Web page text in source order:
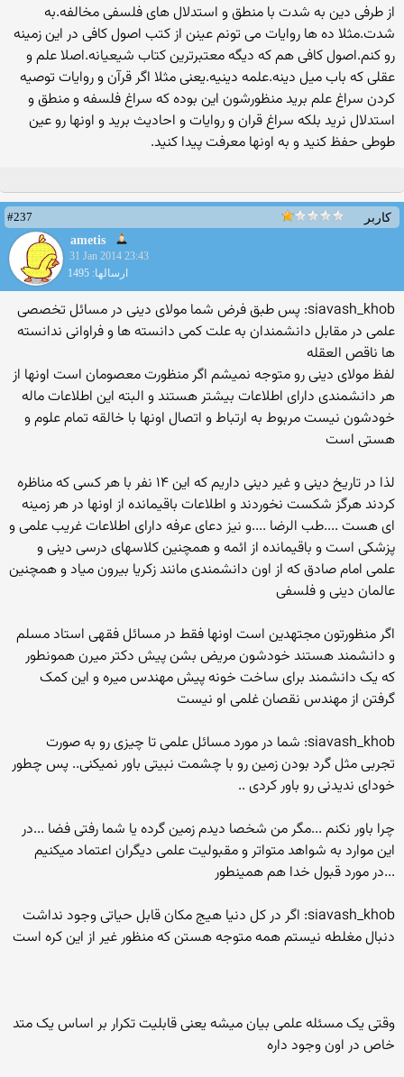
از طرفی دین به شدت با منطق و استدلال های فلسفی مخالفه.به
شدت.مثلا ده ها روایات می تونم عینن از کتب اصول کافی در این زمینه
رو کنم.اصول کافی هم که دیگه معتبرترین کتاب شیعیانه.اصلا علم و
عقلی که باب میل دینه.علمه دینیه.یعنی مثلا اگر قرآن و روایات توصیه
کردن سراغ علم برید منظورشون این بوده که سراغ فلسفه و منطق و
استدلال نرید بلکه سراغ قران و روایات و احادیث برید و اونها رو عین
طوطی حفظ کنید و به اونها معرفت پیدا کنید.
کاربر
#237
ametis
31 Jan 2014 23:43
ارسالها: 1495
siavash_khob: پس طبق فرض شما مولای دینی در مسائل تخصصی
علمی در مقابل دانشمندان به علت کمی دانسته ها و فراوانی ندانسته
ها ناقص العقله
لفظ مولای دینی رو متوجه نمیشم اگر منظورت معصومان است اونها از
هر دانشمندی دارای اطلاعات بیشتر هستند و البته این اطلاعات ماله
خودشون نیست مربوط به ارتباط و اتصال اونها با خالقه تمام علوم و
هستی است
لذا در تاریخ دینی و غیر دینی داریم که این ۱۴ نفر با هر کسی که مناظره
کردند هرگز شکست نخوردند و اطلاعات باقیمانده از اونها در هر زمینه
ای هست ....طب الرضا ....و نیز دعای عرفه دارای اطلاعات غریب علمی و
پزشکی است و باقیمانده از ائمه و همچنین کلاسهای درسی دینی و
علمی امام صادق که از اون دانشمندی مانند زکریا بیرون میاد و همچنین
عالمان دینی و فلسفی
اگر منظورتون مجتهدین است اونها فقط در مسائل فقهی استاد مسلم
و دانشمند هستند خودشون مریض بشن پیش دکتر میرن همونطور
که یک دانشمند برای ساخت خونه پیش مهندس میره و این کمک
گرفتن از مهندس نقصان غلمی او نیست
siavash_khob: شما در مورد مسائل علمی تا چیزی رو به صورت
تجربی مثل گرد بودن زمین رو با چشمت نبیتی باور نمیکنی.. پس چطور
خودای ندیدنی رو باور کردی ..
چرا باور نکنم ...مگر من شخصا دیدم زمین گرده یا شما رفتی فضا ...در
این موارد به شواهد متواتر و مقبولیت علمی دیگران اعتماد میکنیم
...در مورد قبول خدا هم همینطور
siavash_khob: اگر در کل دنیا هیج مکان قابل حیاتی وجود نداشت
دنبال مغلطه نیستم همه متوجه هستن که منظور غیر از این کره است
وقتی یک مسئله علمی بیان میشه یعنی قابلیت تکرار بر اساس یک متد
خاص در اون وجود داره